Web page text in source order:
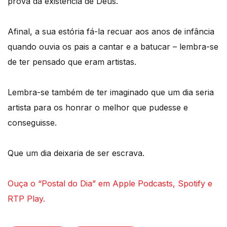
Afinal, a sua estória fá-la recuar aos anos de infância
quando ouvia os pais a cantar e a batucar – lembra-se
de ter pensado que eram artistas.
Lembra-se também de ter imaginado que um dia seria
artista para os honrar o melhor que pudesse e
conseguisse.
Que um dia deixaria de ser escrava.
Ouça o “Postal do Dia” em Apple Podcasts, Spotify e
RTP Play.